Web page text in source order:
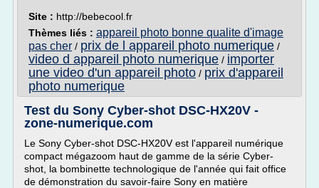
Site : http://bebecool.fr
Thèmes liés : appareil photo bonne qualite d'image
pas cher / prix de l appareil photo numerique /
video d appareil photo numerique / importer
une video d'un appareil photo / prix d'appareil
photo numerique
Test du Sony Cyber-shot DSC-HX20V -
zone-numerique.com
Le Sony Cyber-shot DSC-HX20V est l'appareil numérique
compact mégazoom haut de gamme de la série Cyber-
shot, la bombinette technologique de l'année qui fait office
de démonstration du savoir-faire Sony en matière